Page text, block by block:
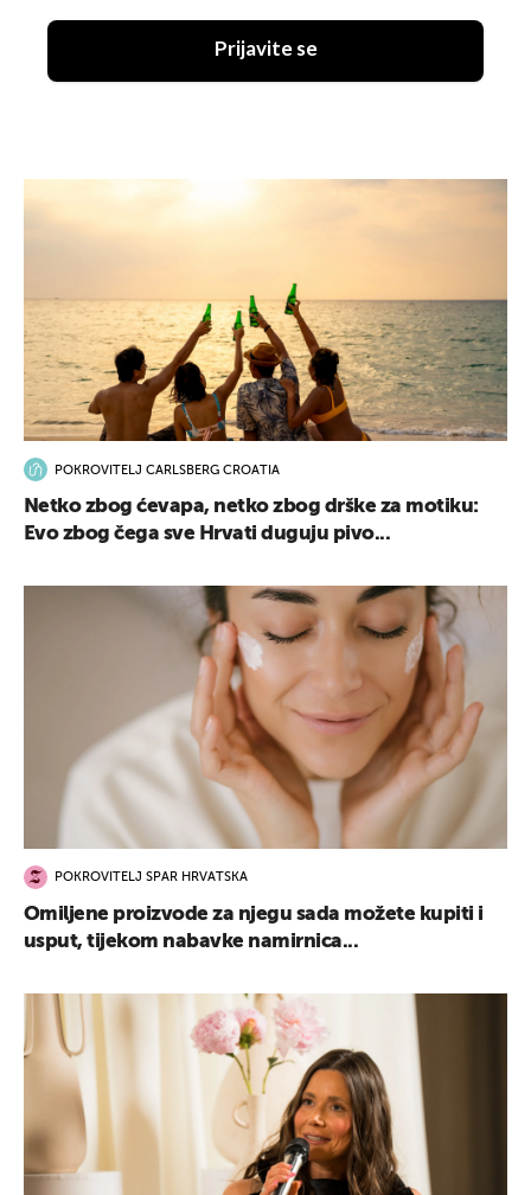
Prijavite se
POKROVITELJ CARLSBERG CROATIA
Netko zbog ćevapa, netko zbog drške za motiku:
Evo zbog čega sve Hrvati duguju pivo...
POKROVITELJ SPAR HRVATSKA
Omiljene proizvode za njegu sada možete kupiti i
usput, tijekom nabavke namirnica...